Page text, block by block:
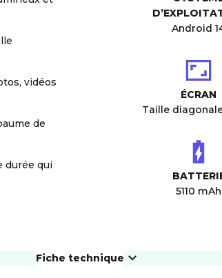
vidéos
de
durée qui
Android
ÉCRAN
Taille
5110 mAh
Fiche technique